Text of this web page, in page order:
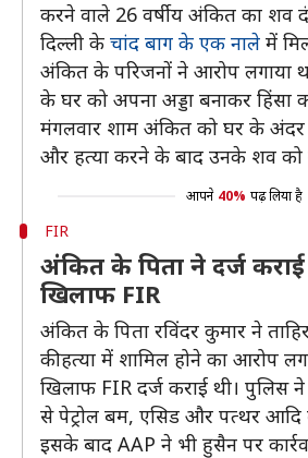
करने वाले 26 वर्षीय अंकित का शव
दिल्ली के चांद बाग के एक नाले में
अंकित के परिजनों ने आरोप लगाया
के घर को अपना अड्डा बनाकर हिंसा
मंगलवार शाम अंकित को घर के
और हत्या करने के बाद उनके शव को
आपने 40% पढ़ लिया है
FIR
अंकित के पिता ने दर्ज
खिलाफ FIR
अंकित के पिता रविंदर कुमार ने
की हत्या में शामिल होने का आरोप
खिलाफ FIR दर्ज कराई थी। पुलिस
से पेट्रोल बम, एसिड और पत्थर आदि
इसके बाद AAP ने भी हुसैन पर